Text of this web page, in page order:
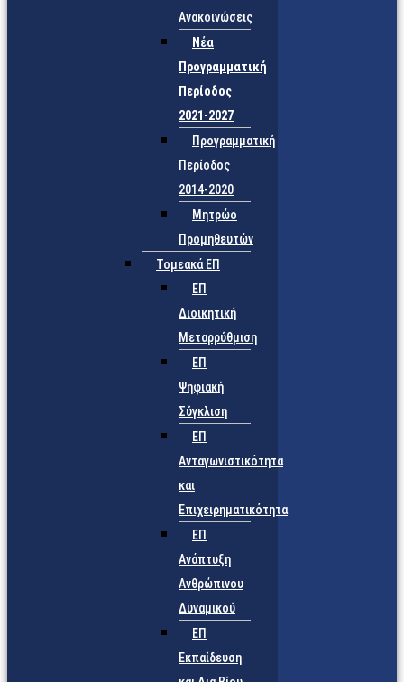
Ανακοινώσεις
Νέα
Προγραμματική
Περίοδος
2021-2027
Προγραμματική
Περίοδος
2014-2020
Μητρώο
Προμηθευτών
Τομεακά ΕΠ
ΕΠ
Διοικητική
Μεταρρύθμιση
ΕΠ
Ψηφιακή
Σύγκλιση
ΕΠ
Ανταγωνιστικότητα
και
Επιχειρηματικότητα
ΕΠ
Ανάπτυξη
Ανθρώπινου
Δυναμικού
ΕΠ
Εκπαίδευση